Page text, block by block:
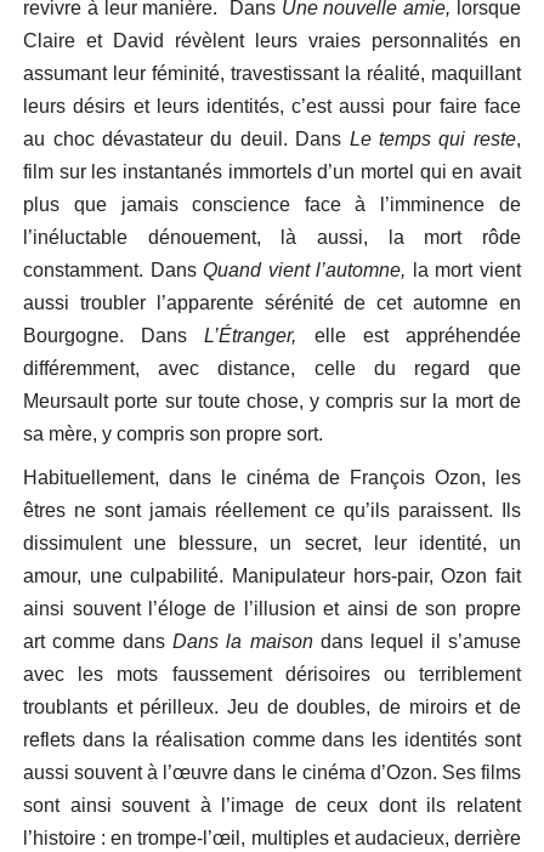
revivre à leur manière. Dans Une nouvelle amie, lorsque
Claire et David révèlent leurs vraies personnalités en
assumant leur féminité, travestissant la réalité, maquillant
leurs désirs et leurs identités, c’est aussi pour faire face
au choc dévastateur du deuil. Dans Le temps qui reste,
film sur les instantanés immortels d’un mortel qui en avait
plus que jamais conscience face à l’imminence de
l’inéluctable dénouement, là aussi, la mort rôde
constamment. DansQuand vient l’automne, la mort vient
aussi troubler l’apparente sérénité de cet automne en
Bourgogne. DansL’Étranger, elle est appréhendée
différemment, avec distance, celle du regard que
Meursault porte sur toute chose, y compris sur la mort de
sa mère, y compris son propre sort.
Habituellement, dans le cinéma de François Ozon, les
êtres ne sont jamais réellement ce qu’ils paraissent. Ils
dissimulent une blessure, un secret, leur identité, un
amour, une culpabilité. Manipulateur hors-pair, Ozon fait
ainsi souvent l’éloge de l’illusion et ainsi de son propre
art comme dansDans la maisondans lequel il s’amuse
avec les mots faussement dérisoires ou terriblement
troublants et périlleux. Jeu de doubles, de miroirs et de
reflets dans la réalisation comme dans les identités sont
aussi souvent à l’œuvre dans le cinéma d’Ozon. Ses films
sont ainsi souvent à l’image de ceux dont ils relatent
l’histoire : en trompe-l’œil, multiples et audacieux, derrière